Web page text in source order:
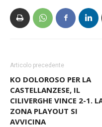
Articolo precedente
KO DOLOROSO PER LA
CASTELLANZESE, IL
CILIVERGHE VINCE 2-1.
ZONA PLAYOUT SI
AVVICINA